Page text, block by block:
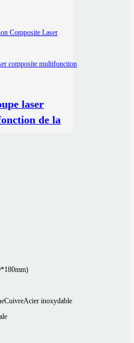
laser
de la
CuivreAcier inoxydable